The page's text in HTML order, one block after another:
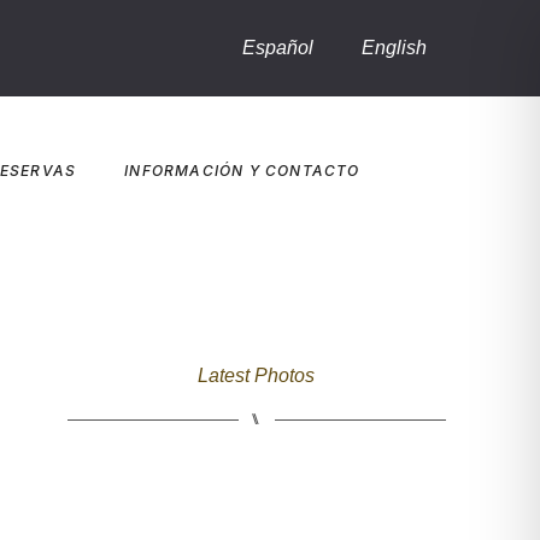
Español English
INFORMACIÓN Y CONTACTO
Latest Photos
⑊